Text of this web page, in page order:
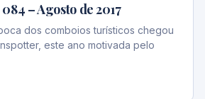
– Agosto de 2017
dos comboios turísticos chegou
este ano motivada pelo